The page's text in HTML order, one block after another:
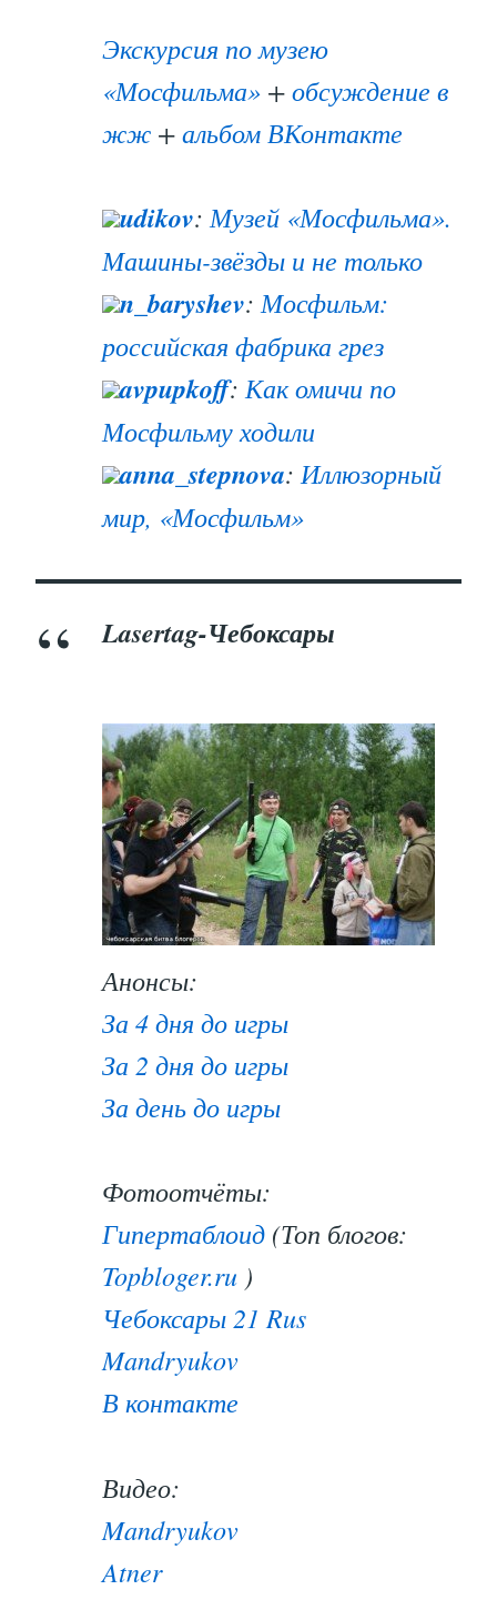
Экскурсия по музею
«Мосфильма» +обсуждение в
жж +альбом ВКонтакте
udikov: Музей «Мосфильма».
Машины-звёзды и не только
n_baryshev: Мосфильм:
российская фабрика грез
avpupkoff: Как омичи по
Мосфильму ходили
anna_stepnova: Иллюзорный
мир, «Мосфильм»
Lasertag-Чебоксары
Анонсы:
За 4 дня до игры
За 2 дня до игры
За день до игры
Фотоотчёты:
Гипертаблоид (Топ блогов:
Topbloger.ru )
Чебоксары 21 Rus
Mandryukov
В контакте
Видео:
Mandryukov
Atner